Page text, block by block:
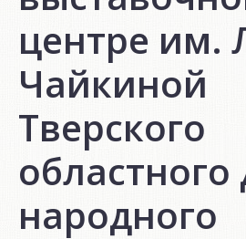
центре им.
Чайкиной
Тверского
народного